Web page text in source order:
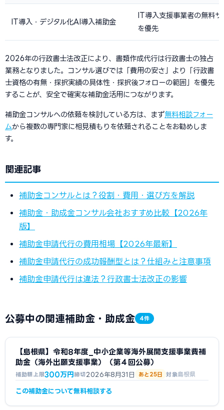
IT導入・デジタル化AI導入補助金
IT導入支援事業者の無料サ
を優先
2026年の行政書士法改正により、書類作成代行は行政書士の独占
業務となりました。コンサル選びでは「費用の安さ」より「行政書
士資格の有無・採択実績の具体性・採択後フォローの範囲」を優先
することが、安全で確実な補助金活用につながります。
補助金コンサルへの依頼を検討している方は、まず無料相談フォー
ムから複数の専門家に相見積もりを依頼されることをお勧めしま
す。
関連記事
補助金コンサルとは？役割・費用・選び方を解説
補助金・助成金コンサル会社おすすめ比較【2026年
版】
補助金申請代行の費用相場【2026年最新】
補助金申請代行の成功報酬型とは？仕組みと注意事項
補助金申請代行は違法？行政書士法改正の影響
公募中の関連補助金・助成金 4件
【島根県】令和8年度_中小企業等海外展開支援事業費補
助金（海外出願支援事業）（第４回公募）
補助額上限300万円締切 2026年8月31日 あと25日 対象島根県
この補助金について無料相談する